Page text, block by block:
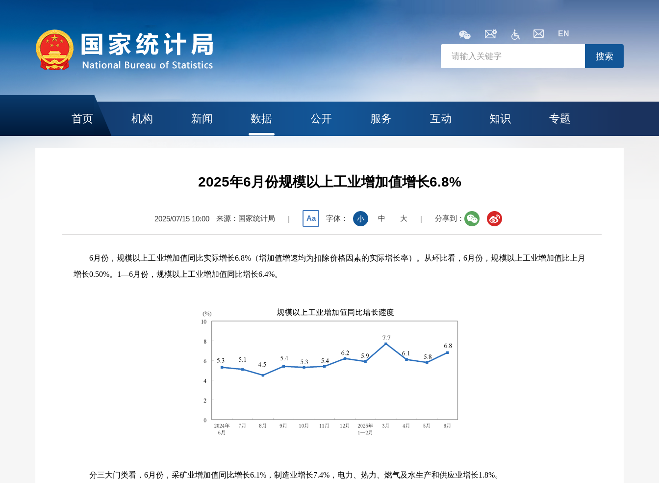
EN
搜索
首页 机构 新闻 数据 公开 服务 互动 知识 专题
2025年6月份规模以上工业增加值增长6.8%
2025/07/15 10:00 来源：国家统计局 | Aa 字体： 小 中 大 | 分享到：
6月份，规模以上工业增加值同比实际增长6.8%（增加值增速均为扣除价格因素的实际增长率）。从环比看，6月份，规模以上工业增加值比上月
增长0.50%。 1—6月份，规模以上工业增加值同比增长6.4%。
分三大门类看， 6月份，采矿业增加值同比增长6.1% ，制造业增长7.4% ，电力、热力、燃气及水生产和供应业增长1.8%。